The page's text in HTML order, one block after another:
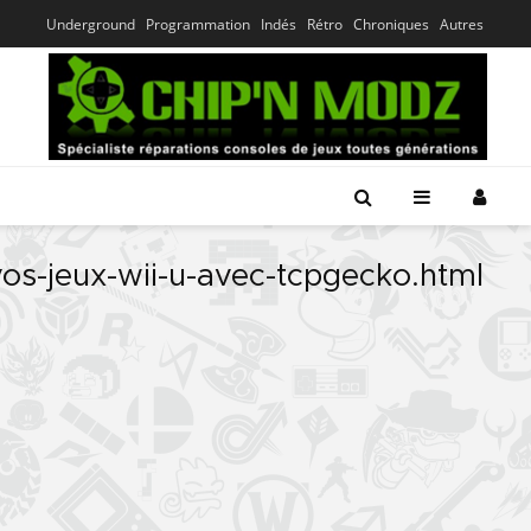
Underground Programmation Indés Rétro Chroniques Autres
jeux-wii-u-avec-tcpgecko.html